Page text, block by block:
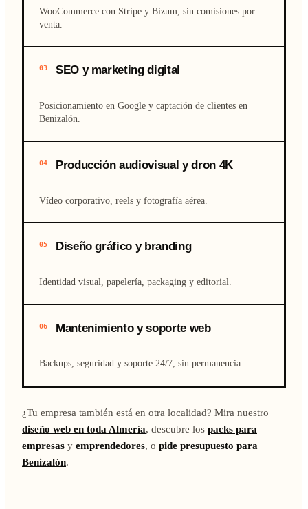
WooCommerce con Stripe y Bizum, sin comisiones por
venta.
03 SEO y marketing digital
Posicionamiento en Google y captación de clientes en
Benizalón.
04 Producción audiovisual y dron 4K
Vídeo corporativo, reels y fotografía aérea.
05 Diseño gráfico y branding
Identidad visual, papelería, packaging y editorial.
06 Mantenimiento y soporte web
Backups, seguridad y soporte 24/7, sin permanencia.
¿Tu empresa también está en otra localidad? Mira nuestro
diseño web en toda Almería, descubre los packs para
empresas y emprendedores, o pide presupuesto para
Benizalón.